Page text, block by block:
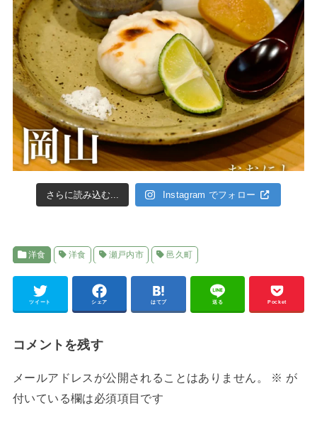
さらに読み込む... Instagram でフォロー
洋食 洋食 瀬戸内市 邑久町
ツイート シェア はてブ 送る Pocket
コメントを残す
メールアドレスが公開されることはありません。 ※ が
付いている欄は必須項目です